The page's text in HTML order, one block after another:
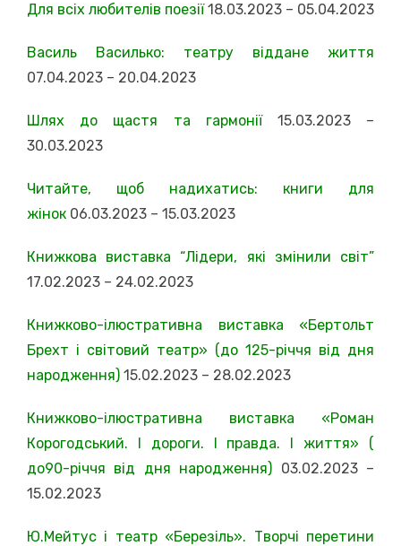
Для всіх любителів поезії18.03.2023 – 05.04.2023
Василь Василько: театру віддане життя
07.04.2023 – 20.04.2023
Шлях до щастя та гармонії 15.03.2023 –
30.03.2023
Читайте, щоб надихатись: книги для
жінок 06.03.2023 – 15.03.2023
Книжкова виставка “Лідери, які змінили світ”
17.02.2023 – 24.02.2023
Книжково-ілюстративна виставка «Бертольт
Брехт і світовий театр» (до 125-річчя від дня
народження) 15.02.2023 – 28.02.2023
Книжково-ілюстративна виставка «Роман
Корогодський. І дороги. І правда. І життя» (
до90-річчя від дня народження) 03.02.2023 –
15.02.2023
Ю.Мейтус і театр «Березіль». Творчі перетини